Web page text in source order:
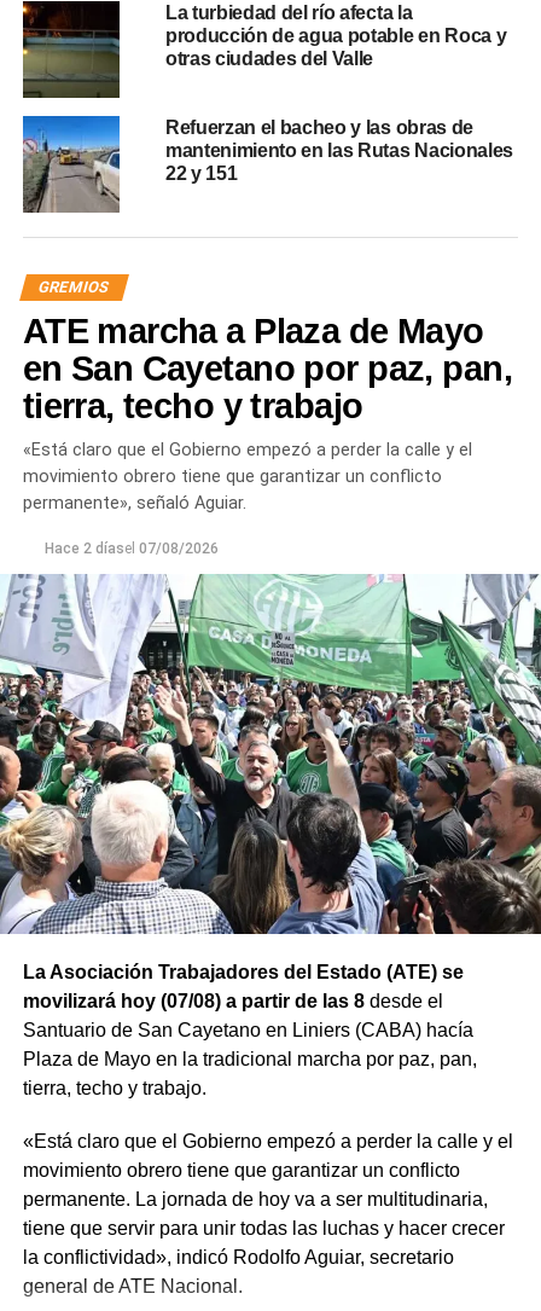
La turbiedad del río afecta la
producción de agua potable en Roca y
otras ciudades del Valle
Refuerzan el bacheo y las obras de
mantenimiento en las Rutas Nacionales
22 y 151
GREMIOS
ATE marcha a Plaza de Mayo
en San Cayetano por paz, pan,
tierra, techo y trabajo
«Está claro que el Gobierno empezó a perder la calle y el
movimiento obrero tiene que garantizar un conflicto
permanente», señaló Aguiar.
Hace 2 díasel 07/08/2026
La Asociación Trabajadores del Estado (ATE) se
movilizará hoy (07/08) a partir de las 8desde el
Santuario de San Cayetano en Liniers (CABA) hacía
Plaza de Mayo en la tradicional marcha por paz, pan,
tierra, techo y trabajo.
«Está claro que el Gobierno empezó a perder la calle y el
movimiento obrero tiene que garantizar un conflicto
permanente. La jornada de hoy va a ser multitudinaria,
tiene que servir para unir todas las luchas y hacer crecer
la conflictividad», indicó Rodolfo Aguiar, secretario
general de ATE Nacional.